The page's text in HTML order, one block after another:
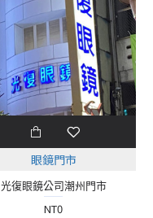
眼鏡門市
光復眼鏡公司潮州門市
NT0